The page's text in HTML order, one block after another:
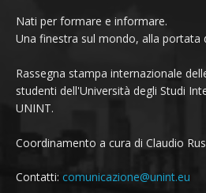
Nati per formare e informare.
Una finestra sul mondo, alla portata
Rassegna stampa internazionale
studenti dell'Università degli Studi
UNINT.
Coordinamento a cura di Claudio
Contatti: comunicazione@unint.eu